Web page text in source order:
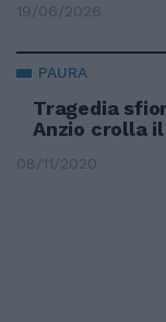
19/06/2026
PAURA
Tragedia
Anzio crolla
08/11/2020